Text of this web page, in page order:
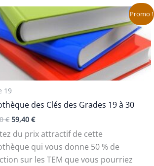
Promo !
19
des Clés des Grades 19 à 30
€
Le
prix
initial
était :
118,80 €.
59,40€
prix
est :
59,40 €.
du prix attractif de cette
qui vous donne 50 % de
sur les TEM que vous pourriez